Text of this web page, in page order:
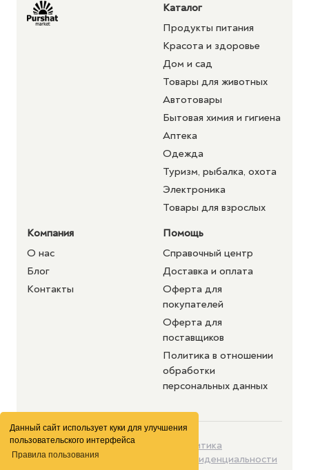
Данный сайт использует куки для улучшения
пользовательского интерфейса
Правила пользования
Каталог
Продукты питания
Красота и здоровье
Дом и сад
Товары для животных
Автотовары
Бытовая химия и гигиена
Аптека
Одежда
Туризм, рыбалка, охота
Электроника
Товары для взрослых
Компания
О нас
Блог
Контакты
Помощь
Справочный центр
Доставка и оплата
Оферта для
покупателей
Оферта для
поставщиков
Политика в отношении
обработки
персональных данных
©2026 purshat.market. Все
права защищены
Политика
конфиденциальности